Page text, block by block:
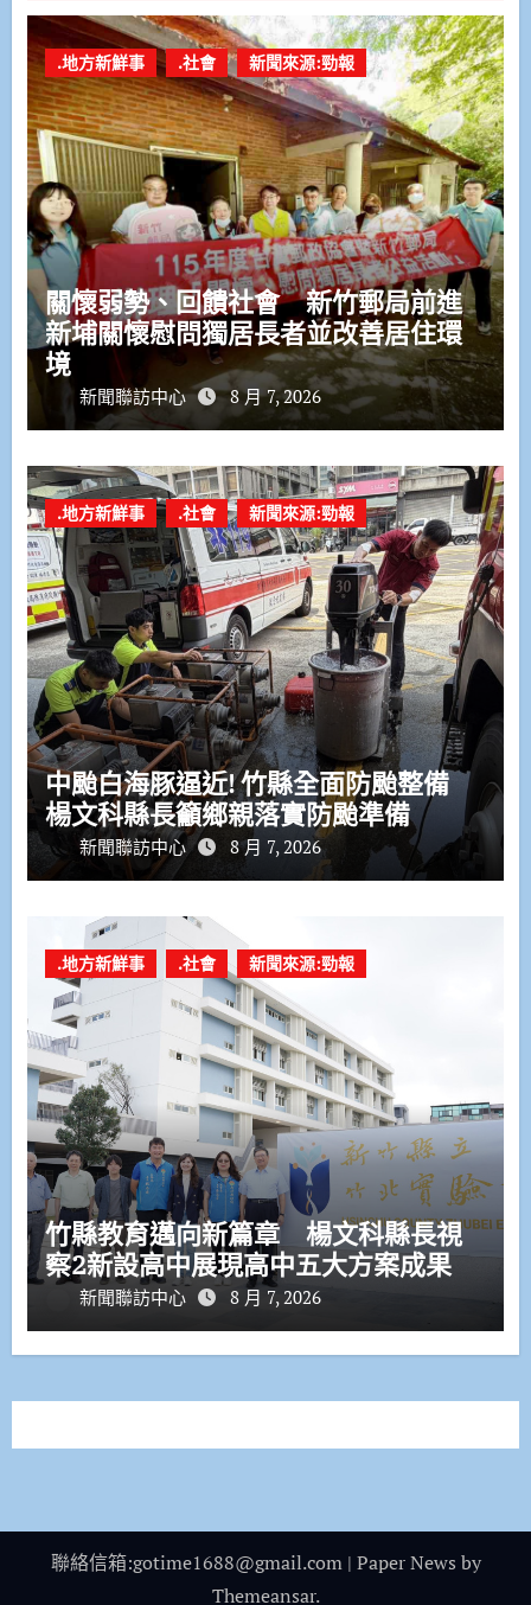
.地方新鮮事 .社會 新聞來源:勁報
關懷弱勢、回饋社會 新竹郵局前進
新埔關懷慰問獨居長者並改善居住環
境
新聞聯訪中心 8 月 7, 2026
.地方新鮮事 .社會 新聞來源:勁報
中颱白海豚逼近! 竹縣全面防颱整備
楊文科縣長籲鄉親落實防颱準備
新聞聯訪中心 8 月 7, 2026
.地方新鮮事 .社會 新聞來源:勁報
竹縣教育邁向新篇章 楊文科縣長視
察2新設高中展現高中五大方案成果
新聞聯訪中心 8 月 7, 2026
聯絡信箱:gotime1688@gmail.com | Paper News by
Themeansar.